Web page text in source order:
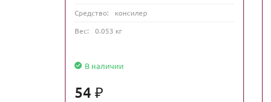
Средство:
консилер
Вес:
0.053 кг
В наличии
54 ₽